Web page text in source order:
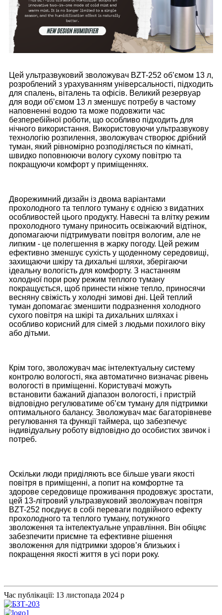
Цей ультразвуковий зволожувач BZT-252 об’ємом 13 л,
розроблений з урахуванням універсальності, підходить
для спалень, віталень та офісів. Великий резервуар
для води об’ємом 13 л зменшує потребу в частому
наповненні водою та може подовжити час
безперебійної роботи, що особливо підходить для
нічного використання. Використовуючи ультразвукову
технологію розпилення, зволожувач створює дрібний
туман, який рівномірно розподіляється по кімнаті,
швидко поповнюючи вологу сухому повітрю та
покращуючи комфорт у приміщеннях.
Дворежимний дизайн із двома варіантами
прохолодного та теплого туману є однією з видатних
особливостей цього продукту. Навесні та влітку режим
прохолодного туману приносить освіжаючий відтінок,
допомагаючи підтримувати повітря вологим, але не
липким - це полегшення в жарку погоду. Цей режим
ефективно зменшує сухість у щоденному середовищі,
захищаючи шкіру та дихальні шляхи, зберігаючи
ідеальну вологість для комфорту. З настанням
холодної пори року режим теплого туману
покращується, щоб принести ніжне тепло, приносячи
весняну свіжість у холодні зимові дні. Цей теплий
туман допомагає зменшити подразнення холодного
сухого повітря на шкірі та дихальних шляхах і
особливо корисний для сімей з людьми похилого віку
або дітьми.
Крім того, зволожувач має інтелектуальну систему
контролю вологості, яка автоматично визначає рівень
вологості в приміщенні. Користувачі можуть
встановити бажаний діапазон вологості, і пристрій
відповідно регулюватиме об’єм туману для підтримки
оптимального балансу. Зволожувач має багаторівневе
регулювання та функції таймера, що забезпечує
індивідуальну роботу відповідно до особистих звичок і
потреб.
Оскільки люди приділяють все більше уваги якості
повітря в приміщенні, а попит на комфортне та
здорове середовище проживання продовжує зростати,
цей 13-літровий ультразвуковий зволожувач повітря
BZT-252 поєднує в собі переваги подвійного ефекту
прохолодного та теплого туману, потужного
зволоження та інтелектуальне управління. Він обіцяє
забезпечити приємне та ефективне рішення
зволоження для підтримки здоров’я близьких і
покращення якості життя в усі пори року.
Час публікації: 13 листопада 2024 р